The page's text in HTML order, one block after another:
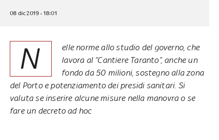
08 dic 2019 - 18:01
N
elle norme allo studio del governo, che
lavora al “Cantiere Taranto”, anche un
fondo da 50 milioni, sostegno alla zona
del Porto e potenziamento dei presidi sanitari. Si
valuta se inserire alcune misure nella manovra o se
fare un decreto ad hoc